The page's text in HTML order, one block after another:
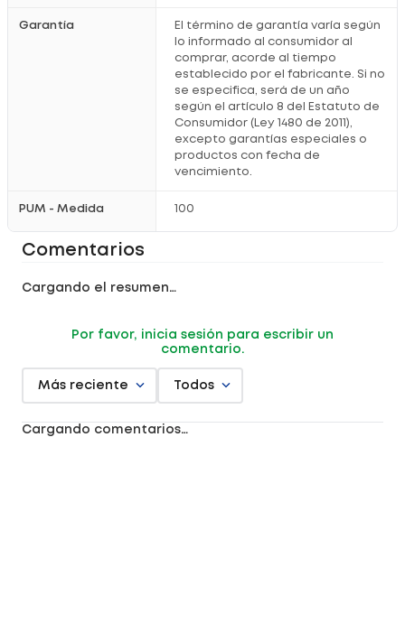
Garantía
El término de garantía varía según
lo informado al consumidor al
comprar, acorde al tiempo
establecido por el fabricante. Si no
se especifica, será de un año
según el artículo 8 del Estatuto de
Consumidor (Ley 1480 de 2011),
excepto garantías especiales o
productos con fecha de
vencimiento.
PUM - Medida 100
Comentarios
Cargando el resumen…
Por favor, inicia sesión para escribir un
comentario.
Más reciente Todos
Cargando comentarios…